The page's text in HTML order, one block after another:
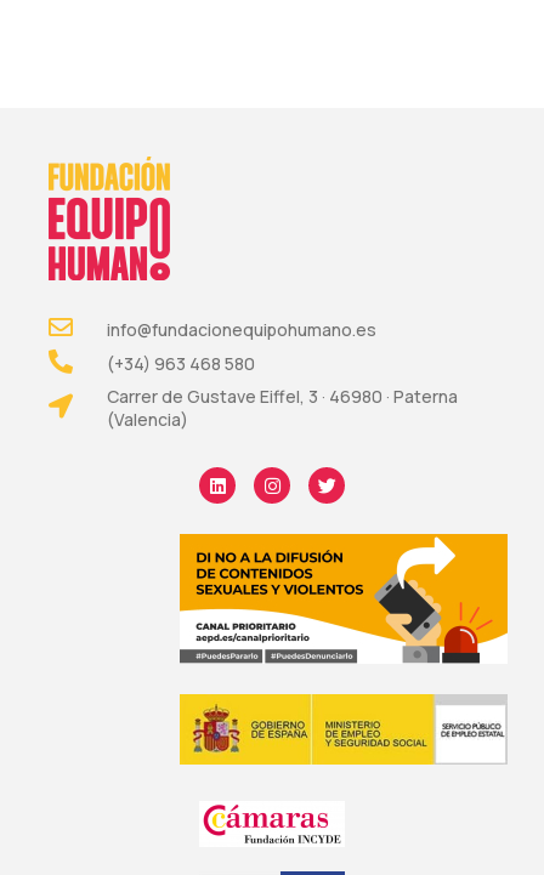
info@fundacionequipohumano.es
(+34) 963 468 580
Carrer de Gustave Eiffel, 3 · 46980 · Paterna
(Valencia)